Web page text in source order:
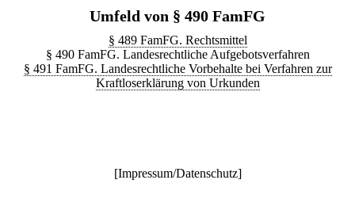
Umfeld von § 490 FamFG
§ 489 FamFG. Rechtsmittel
§ 490 FamFG. Landesrechtliche Aufgebotsverfahren
§ 491 FamFG. Landesrechtliche Vorbehalte bei Verfahren zur
Kraftloserklärung von Urkunden
[Impressum/Datenschutz]